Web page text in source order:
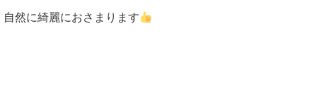
自然に綺麗におさまります